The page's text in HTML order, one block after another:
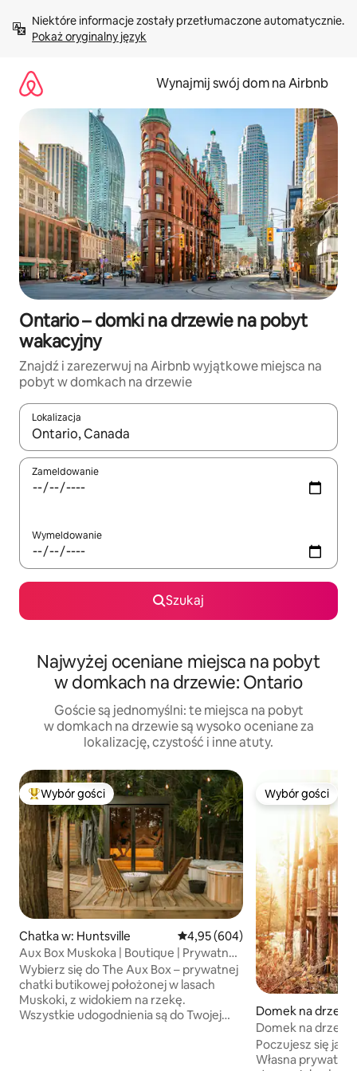
treści Pokaż oryginalny język
Wynajmij swój dom na Airbnb
Ontario – domki na drzewie na pobyt
wakacyjny
Znajdź i zarezerwuj na Airbnb wyjątkowe miejsca na
pobyt w domkach na drzewie
Lokalizacja
Gdy wyniki będą dostępne, możesz poruszać się po nich za
Zameldowanie
Wymeldowanie
Szukaj
Najwyżej oceniane miejsca na pobyt
w domkach na drzewie: Ontario
Goście są jednomyślni: te miejsca na pobyt
w domkach na drzewie są wysoko oceniane za
lokalizację, czystość i inne atuty.
Najpopularniejsze z kategorii Wybór gości
Wybór gości
Chatka w: Huntsville Średnia ocena: 4,95 na 5, liczba
4,95 (604)
Aux Box Muskoka | Boutique | Prywatne
spa nordyckie
Wybierz się do The Aux Box – prywatnej
chatki butikowej położonej w lasach
Muskoki, z widokiem na rzekę.
Wszystkie udogodnienia są do Twojej
Wybór gości
Wybór gości
Domek na
erry
Domek na
odizolowanym
Poczujesz się jak
Własna